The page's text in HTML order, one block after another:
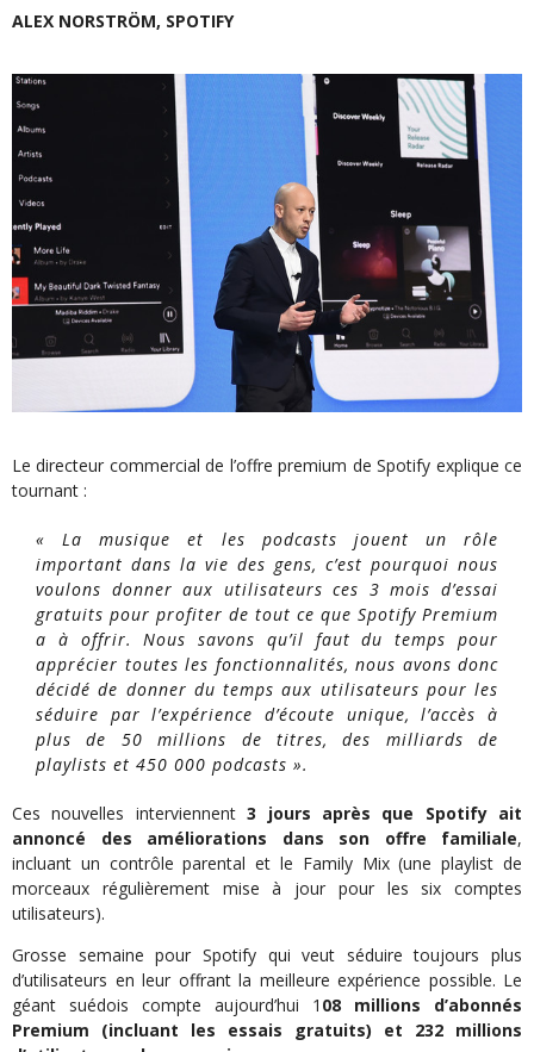
ALEX NORSTRÖM, SPOTIFY
Le directeur commercial de l’offre premium de Spotify explique ce
tournant :
« La musique et les podcasts jouent un rôle
important dans la vie des gens, c’est pourquoi nous
voulons donner aux utilisateurs ces 3 mois d’essai
gratuits pour profiter de tout ce que Spotify Premium
a à offrir. Nous savons qu’il faut du temps pour
apprécier toutes les fonctionnalités, nous avons donc
décidé de donner du temps aux utilisateurs pour les
séduire par l’expérience d’écoute unique, l’accès à
plus de 50 millions de titres, des milliards de
playlists et 450 000 podcasts ».
Ces nouvelles interviennent3 jours après que Spotify ait
annoncé des améliorations dans son offre familiale,
incluant un contrôle parental et le Family Mix (une playlist de
morceaux régulièrement mise à jour pour les six comptes
utilisateurs).
Grosse semaine pour Spotify qui veut séduire toujours plus
d’utilisateurs en leur offrant la meilleure expérience possible. Le
géant suédois compte aujourd’hui 1 08 millions d’abonnés
Premium (incluant les essais gratuits) et 232 millions